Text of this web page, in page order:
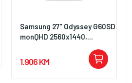
Samsung 27" Odyssey G60SD
monQHD 2560x1440,...
1.906 KM